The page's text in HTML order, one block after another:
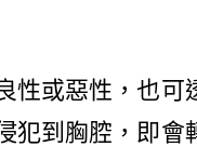
或惡性，也可
犯到胸腔，即會